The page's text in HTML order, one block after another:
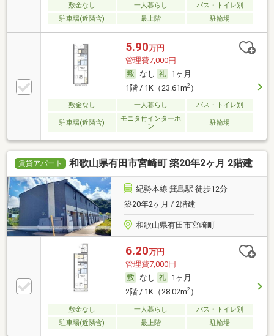
敷金なし 一人暮らし
バス・トイレ別
駐車場(近隣含)
最上階 駐輪場
5.90万円
管理費7,000円
なし
1ヶ月
1階 / 1K（23.61m2）
敷金なし 一人暮らし バス・トイレ別
駐車場(近隣含)
モニタ付インターホ
ン
駐輪場
賃貸アパート 和歌山県有田市宮崎町 築20年2ヶ月 2階建
紀勢本線 箕島駅 徒歩12分
築20年2ヶ月 / 2階建
和歌山県有田市宮崎町
6.20万円
管理費7,000円
なし
1ヶ月
2階 / 1K（28.02m2）
敷金なし 一人暮らし
バス・トイレ別
駐車場(近隣含)
最上階 駐輪場